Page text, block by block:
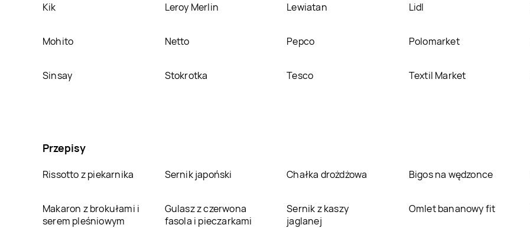
Kik Leroy Merlin Lewiatan Lidl
Mohito Netto Pepco Polomarket
Sinsay Stokrotka Tesco Textil Market
Przepisy
Rissotto z piekarnika Sernik japoński Chałka drożdżowa Bigos na wędzonce
Makaron z brokułami i
serem pleśniowym
Gulasz z czerwona
fasola i pieczarkami
Sernik z kaszy
jaglanej
Omlet bananowy fit